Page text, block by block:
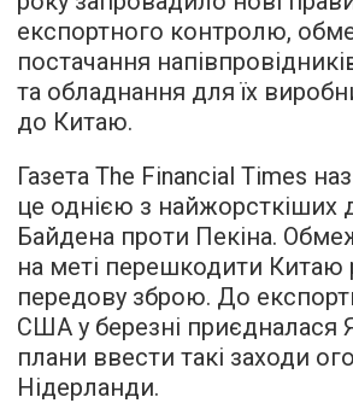
експортного контролю,
постачання
та обладнання для їх
до Китаю.
Газета The Financial Times
це однією з найжорсткіших
Байдена проти Пекіна.
на меті перешкодити Китаю
передову зброю. До
США у березні приєдналася
плани ввести такі заходи
Нідерланди.